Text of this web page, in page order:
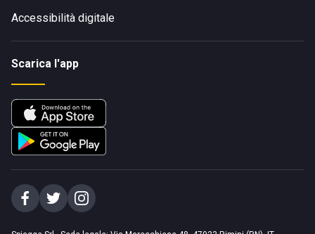
Accessibilità digitale
Scarica l'app